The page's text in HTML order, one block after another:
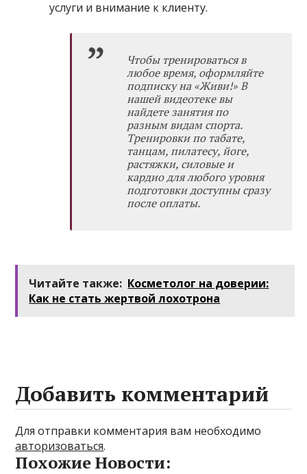
услуги и внимание к клиенту.
Чтобы тренироваться в
любое время, оформляйте
подписку на«Живи!» В
нашей видеотеке вы
найдете занятия по
разным видам спорта.
Тренировки по табате,
танцам, пилатесу, йоге,
растяжки, силовые и
кардио для любого уровня
подготовки доступны сразу
после оплаты.
Читайте также: Косметолог на доверии:
Как не стать жертвой лохотрона
Добавить комментарий
Для отправки комментария вам необходимо
авторизоваться.
Похожие Новости: